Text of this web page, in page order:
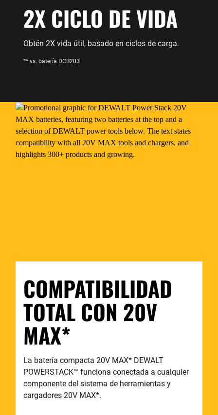
2X CICLO DE VIDA
Obtén 2X vida útil, basado en ciclos de carga.
** vs. batería DCB203
COMPATIBILIDAD
TOTAL CON 20V
MAX*
La batería compacta 20V MAX* DEWALT
POWERSTACK™ funciona conectada a cualquier
componente del sistema de herramientas y
cargadores 20V MAX*.